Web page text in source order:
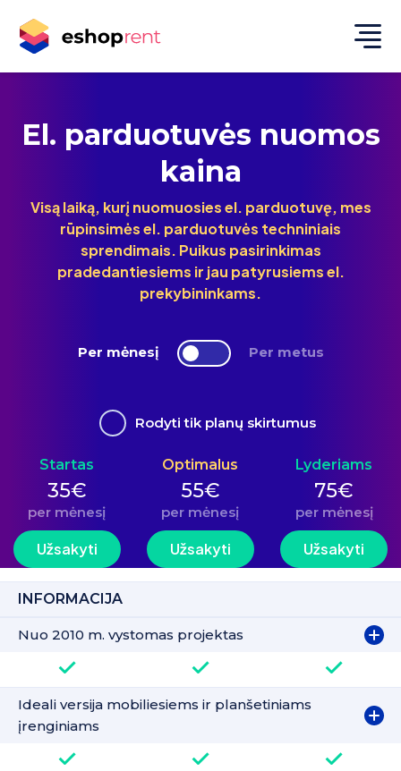
El. parduotuvės nuomos
kaina
Visą laiką, kurį nuomuosies el. parduotuvę, mes
rūpinsimės el. parduotuvės techniniais
sprendimais. Puikus pasirinkimas
pradedantiesiems ir jau patyrusiems el.
prekybininkams.
Per mėnesį Per metus
Rodyti tik planų skirtumus
Startas
35€
per mėnesį
Užsakyti
Optimalus
55€
per mėnesį
Užsakyti
Lyderiams
75€
per mėnesį
Užsakyti
INFORMACIJA
Nuo 2010 m. vystomas projektas
Ideali versija mobiliesiems ir planšetiniams
įrenginiams